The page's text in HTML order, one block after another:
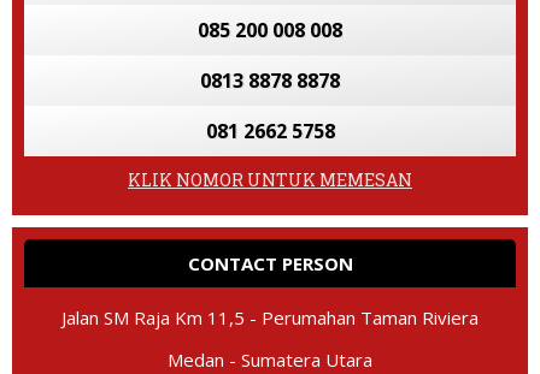
085 200 008 008
0813 8878 8878
081 2662 5758
KLIK NOMOR UNTUK MEMESAN
CONTACT PERSON
Jalan SM Raja Km 11,5 - Perumahan Taman Riviera
Medan - Sumatera Utara